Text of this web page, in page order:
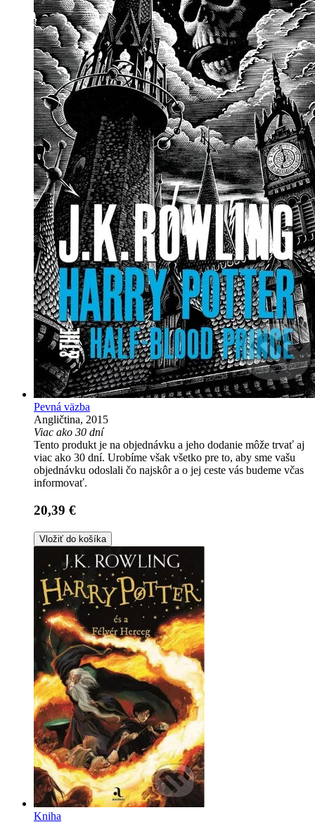
Pevná väzba
Angličtina, 2015
Viac ako 30 dní
Tento produkt je na objednávku a jeho dodanie môže trvať aj
viac ako 30 dní. Urobíme však všetko pre to, aby sme vašu
objednávku odoslali čo najskôr a o jej ceste vás budeme včas
informovať.
20,39 €
Vložiť do košíka
Kniha